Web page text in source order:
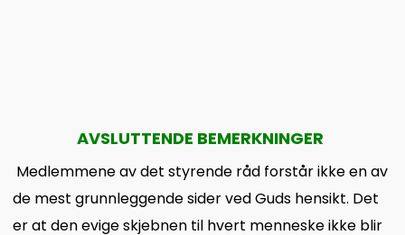
AVSLUTTENDE BEMERKNINGER
Medlemmene av det styrende råd forstår ikke en av
de mest grunnleggende sider ved Guds hensikt. Det
er at den evige skjebnen til hvert menneske ikke blir